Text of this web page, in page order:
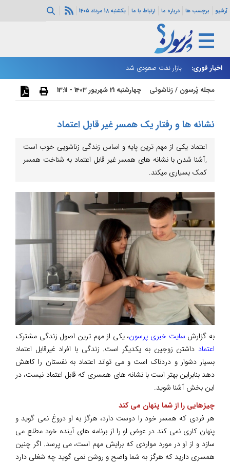
آرشیو برچسب ها درباره ما ارتباط با ما یکشنبه 18 مرداد 1405
اخبار فوری: بازار نفت صعودی شد
مجله پُرسون /زناشوئی چهارشنبه 21 شهریور 1403 - 13:11
نشانه ها و رفتار یک همسر غیر قابل اعتماد
اعتماد یکی از مهم ترین پایه و اساس زندگی زناشویی خوب است
,آشنا شدن با نشانه های همسر غیر قابل اعتماد به شناخت همسر
کمک بسیاری میکند.
به گزارش سایت خبری پرسون، یکی از مهم ترین اصول زندگی مشترک
اعتماد داشتن زوجین به یکدیگر است. زندگی با افراد غیرقابل اعتماد
بسیار دشوار و دردناک است و می تواند اعتماد به نفستان را کاهش
دهد بنابراین بهتر است با نشانه های همسری که قابل اعتماد نیست، در
این بخش آشنا شوید.
چیزهایی را از شما پنهان می کند
هر فردی که همسر خود را دوست دارد، هرگز به او دروغ نمی گوید و
پنهان کاری نمی کند در عوض او را از برنامه های آینده خود مطلع می
سازد و از او در مورد مواردی که برایش مهم است، می پرسد. اگر چنین
همسری دارید که هرگز به شما واضح و روشن نمی گوید چه شغلی دارد